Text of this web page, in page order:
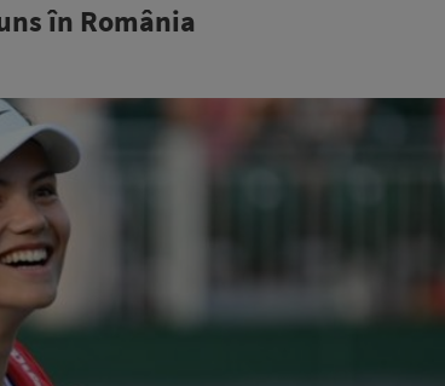
în România